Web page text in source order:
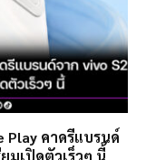
Play คาดรีแบรนด์
มเปิดตัวเร็วๆ นี้